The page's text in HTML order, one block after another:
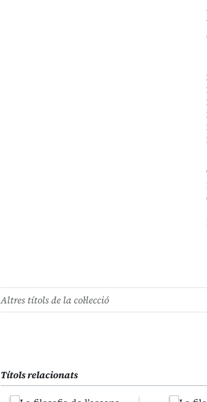
Altres títols de la col·lecció
Títols relacionats